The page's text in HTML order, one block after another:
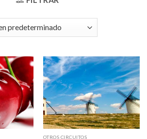
OTROS CIRCUITOS